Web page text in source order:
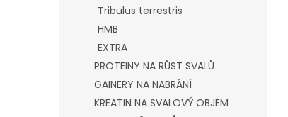
Tribulus terrestris
HMB
EXTRA
PROTEINY NA RŮST SVALŮ
GAINERY NA NABRÁNÍ
KREATIN NA SVALOVÝ OBJEM